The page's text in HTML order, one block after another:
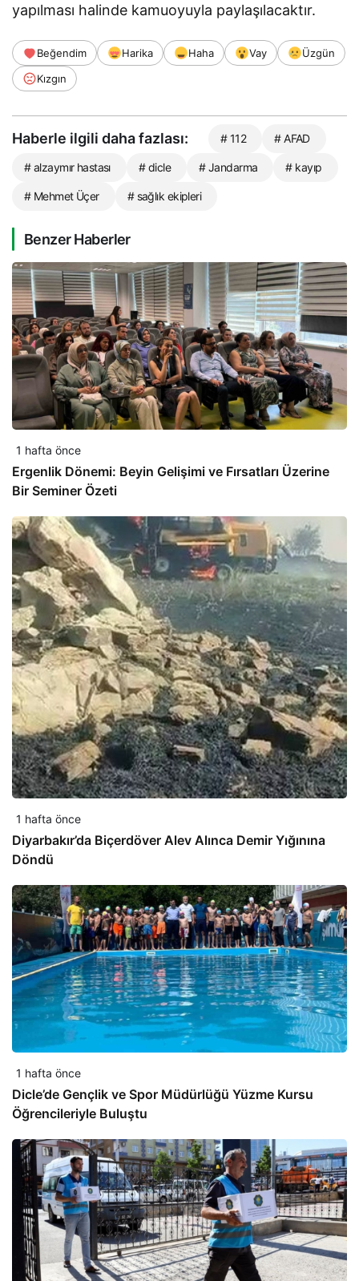
yapılması halinde kamuoyuyla paylaşılacaktır.
Beğendim Harika Haha Vay
Üzgün
Kızgın
Haberle ilgili daha fazlası: # 112 # AFAD
# alzaymır hastası # dicle # Jandarma # kayıp
# Mehmet Üçer # sağlık ekipleri
Benzer Haberler
1 hafta önce
Ergenlik Dönemi: Beyin Gelişimi ve Fırsatları Üzerine
Bir Seminer Özeti
1 hafta önce
Diyarbakır’da Biçerdöver Alev Alınca Demir Yığınına
Döndü
1 hafta önce
Dicle’de Gençlik ve Spor Müdürlüğü Yüzme Kursu
Öğrencileriyle Buluştu